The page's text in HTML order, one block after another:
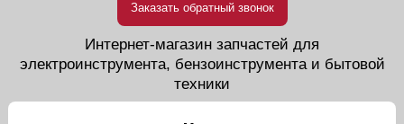
Заказать обратный звонок
Интернет-магазин запчастей для
электроинструмента, бензоинструмента и бытовой
техники